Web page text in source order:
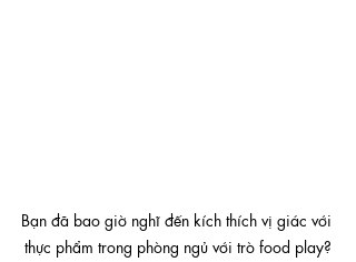
Bạn đã bao giờ nghĩ đến kích thích vị giác với
thực phẩm trong phòng ngủ với trò food play?